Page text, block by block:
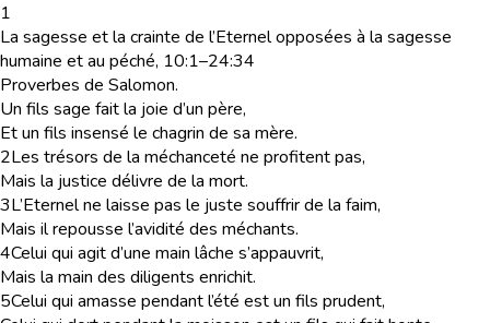
1
La sagesse et la crainte de l’Eternel opposées à la sagesse
humaine et au péché, 10:1–24:34
Proverbes de Salomon.
Un fils sage fait la joie d’un père,
Et un fils insensé le chagrin de sa mère.
2Les trésors de la méchanceté ne profitent pas,
Mais la justice délivre de la mort.
3L’Eternel ne laisse pas le juste souffrir de la faim,
Mais il repousse l’avidité des méchants.
4Celui qui agit d’une main lâche s’appauvrit,
Mais la main des diligents enrichit.
5Celui qui amasse pendant l’été est un fils prudent,